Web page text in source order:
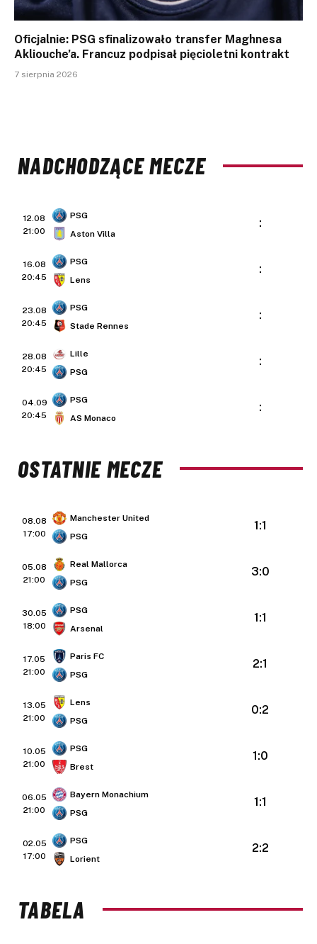
Oficjalnie: PSG sfinalizowało transfer Maghnesa
Akliouche’a. Francuz podpisał pięcioletni kontrakt
7 sierpnia 2026
NADCHODZĄCE MECZE
12.08
21:00
PSG
Aston Villa
:
16.08
20:45
PSG
Lens
:
23.08
20:45
PSG
Stade Rennes
:
28.08
20:45
Lille
PSG
:
04.09
20:45
PSG
AS Monaco
:
OSTATNIE MECZE
08.08
17:00
Manchester United
PSG
1:1
05.08
21:00
Real Mallorca
PSG
3:0
30.05
18:00
PSG
Arsenal
1:1
17.05
21:00
Paris FC
PSG
2:1
13.05
21:00
Lens
PSG
0:2
10.05
21:00
PSG
Brest
1:0
06.05
21:00
Bayern Monachium
PSG
1:1
02.05
17:00
PSG
Lorient
2:2
TABELA